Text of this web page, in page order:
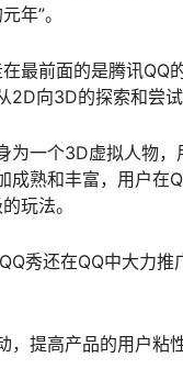
年”。
最前面的是腾讯
2D向3D的探索和尝试
为一个3D虚拟人物
成熟和丰富，用户在
玩法。
秀还在QQ中大力
，提高产品的用户粘